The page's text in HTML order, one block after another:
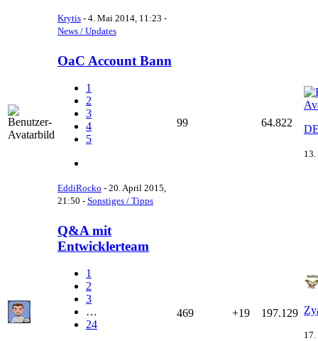
Krytis - 4. Mai 2014, 11:23 -
News / Updates
OaC Account Bann
1
2
3
4
5
EddiRocko - 20. April 2015,
21:50 - Sonstiges / Tipps
99 64.822
Q&A mit
Entwicklerteam
1
2
3
…
24
469 +19 197.129
17.